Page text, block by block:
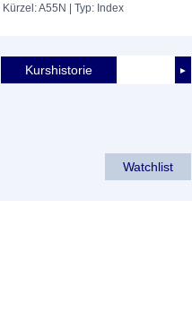
| Kürzel: A55N | Typ: Index
►
Kurshistorie
Watchlist